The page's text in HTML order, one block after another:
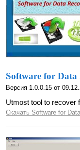
Software for Data
Версия 1.0.0.15 от
Utmost tool to recover
Скачать Software for